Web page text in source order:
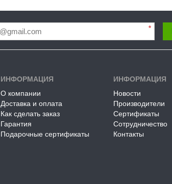
*
ИНФОРМАЦИЯ
О компании
Доставка и оплата
Как сделать заказ
Гарантия
Подарочные сертификаты
ИНФОРМАЦИЯ
Новости
Производители
Сертификаты
Сотрудничество
Контакты